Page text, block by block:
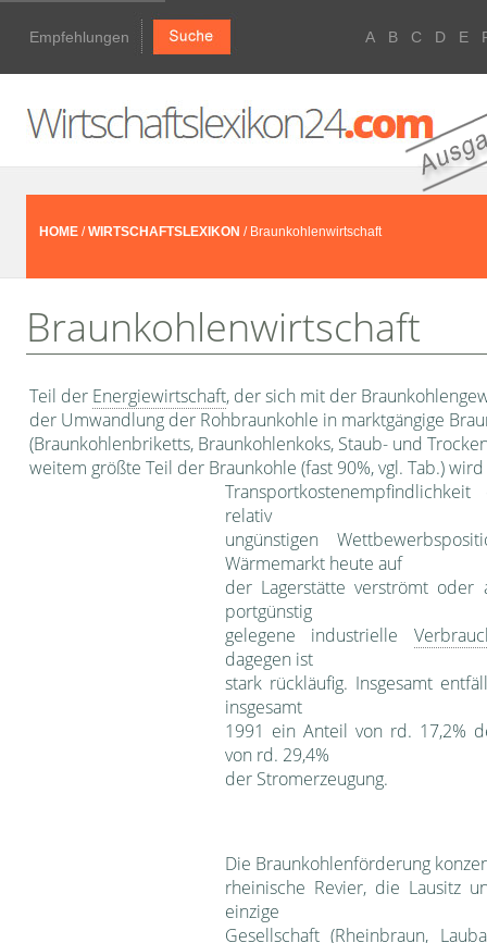
Empfehlungen A B C D E
HOME /WIRTSCHAFTSLEXIKON / Braunkohlenwirtschaft
Braunkohlenwirtschaft
Teil der Energiewirtschaft, der sich mit der
der Umwand­lung der Rohbraunkohle in marktgängige
(Braunkohlenbriketts, Braunkohlenkoks, Staub- und
weitem größte Teil der Braun­kohle (fast 90%, vgl. Tab.)
relativ
ungünstigen
Wärmemarkt heute auf
der Lagerstätte ver­strömt oder
portgünstig
gelegene industrielle
dagegen ist
stark rückläufig. Insgesamt
insgesamt
1991 ein Anteil von rd. 17,2%
von rd. 29,4%
der Stromerzeugung.
Die Braunkohlenförderung
rheinische Revier, die Lausitz
einzige
Gesellschaft (Rheinbraun,